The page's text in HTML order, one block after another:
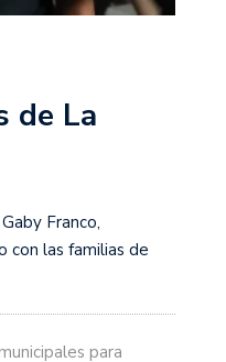
de La
Franco,
con las familias de
para